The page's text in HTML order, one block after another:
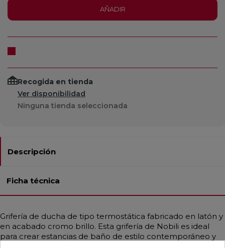
AÑADIR
Recogida en tienda
Ver disponibilidad
Ninguna tienda seleccionada
Descripción
Ficha técnica
Grifería de ducha de tipo termostática fabricado en latón y
en acabado cromo brillo. Esta grifería de Nobili es ideal
para crear estancias de baño de estilo contemporáneo y